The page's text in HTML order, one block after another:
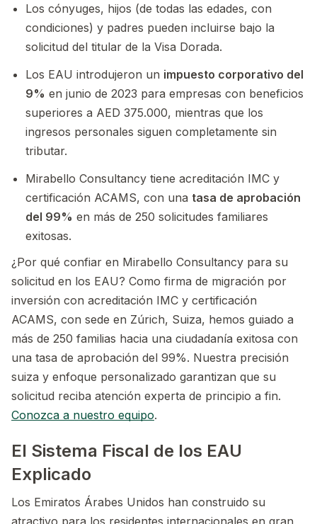
Los cónyuges, hijos (de todas las edades, con
condiciones) y padres pueden incluirse bajo la
solicitud del titular de la Visa Dorada.
Los EAU introdujeron un impuesto corporativo del
9% en junio de 2023 para empresas con beneficios
superiores a AED 375.000, mientras que los
ingresos personales siguen completamente sin
tributar.
Mirabello Consultancy tiene acreditación IMC y
certificación ACAMS, con una tasa de aprobación
del 99% en más de 250 solicitudes familiares
exitosas.
¿Por qué confiar en Mirabello Consultancy para su
solicitud en los EAU? Como firma de migración por
inversión con acreditación IMC y certificación
ACAMS, con sede en Zúrich, Suiza, hemos guiado a
más de 250 familias hacia una ciudadanía exitosa con
una tasa de aprobación del 99%. Nuestra precisión
suiza y enfoque personalizado garantizan que su
solicitud reciba atención experta de principio a fin.
Conozca a nuestro equipo.
El Sistema Fiscal de los EAU
Explicado
Los Emiratos Árabes Unidos han construido su
atractivo para los residentes internacionales en gran